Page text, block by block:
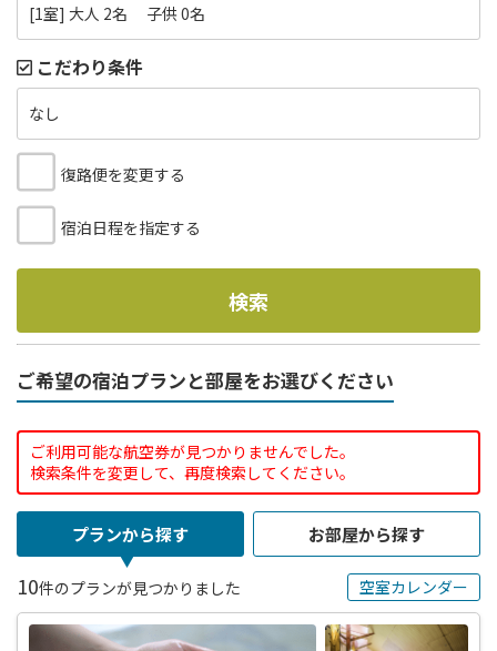
[1室] 大人 2名 子供 0名
こだわり条件
なし
復路便を変更する
宿泊日程を指定する
検索
ご希望の宿泊プランと部屋をお選びください
ご利用可能な航空券が見つかりませんでした。
検索条件を変更して、再度検索してください。
プランから探す お部屋から探す
10件のプランが見つかりました 空室カレンダー